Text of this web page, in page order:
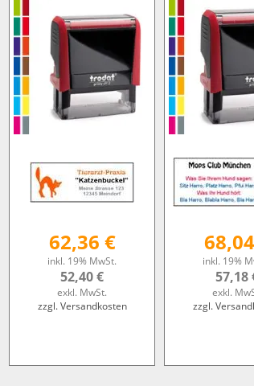
62,36 €
inkl. 19% MwSt.
52,40 €
exkl. MwSt.
zzgl. Versandkosten
inkl. 19%
57,18
exkl.
zzgl.